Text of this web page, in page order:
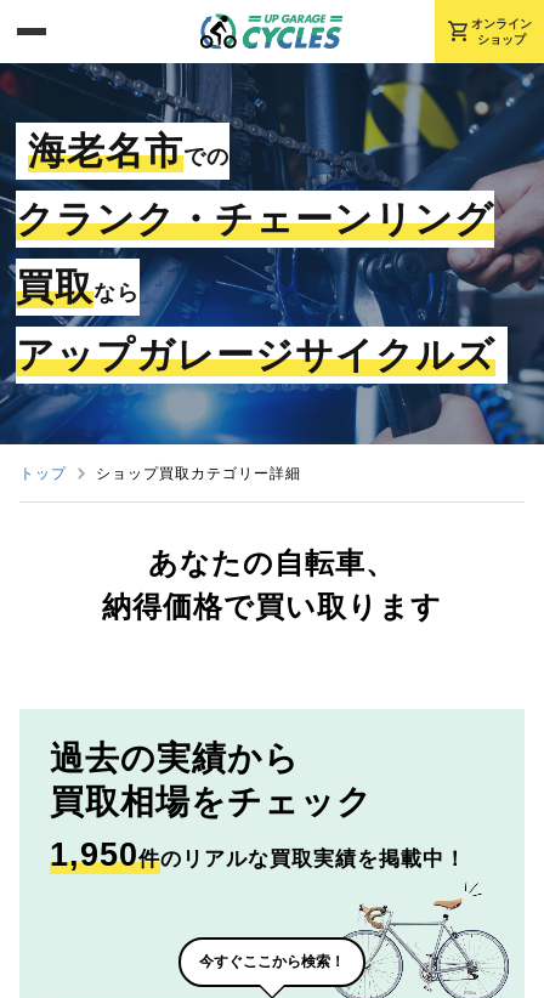
shopping_cart オンライン
ショップ
海老名市での
クランク・チェーンリング
買取なら
アップガレージサイクルズ
トップ ショップ買取カテゴリー詳細
あなたの自転車、
納得価格で買い取ります
過去の実績から
買取相場をチェック
1,950件のリアルな買取実績を掲載中！
今すぐここから検索！